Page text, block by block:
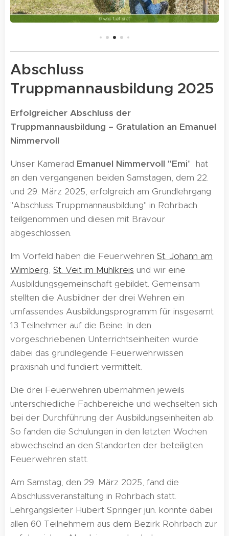
Abschluss
Truppmannausbildung 2025
Erfolgreicher Abschluss der
Truppmannausbildung – Gratulation an Emanuel
Nimmervoll
Unser Kamerad Emanuel Nimmervoll "Emi" hat
an den vergangenen beiden Samstagen, dem 22.
und 29. März 2025, erfolgreich am Grundlehrgang
"Abschluss Truppmannausbildung" in Rohrbach
teilgenommen und diesen mit Bravour
abgeschlossen.
Im Vorfeld haben die Feuerwehren St. Johann am
Wimberg, St. Veit im Mühlkreis und wir eine
Ausbildungsgemeinschaft gebildet. Gemeinsam
stellten die Ausbildner der drei Wehren ein
umfassendes Ausbildungsprogramm für insgesamt
13 Teilnehmer auf die Beine. In den
vorgeschriebenen Unterrichtseinheiten wurde
dabei das grundlegende Feuerwehrwissen
praxisnah und fundiert vermittelt.
Die drei Feuerwehren übernahmen jeweils
unterschiedliche Fachbereiche und wechselten sich
bei der Durchführung der Ausbildungseinheiten ab.
So fanden die Schulungen in den letzten Wochen
abwechselnd an den Standorten der beteiligten
Feuerwehren statt.
Am Samstag, den 29. März 2025, fand die
Abschlussveranstaltung in Rohrbach statt.
Lehrgangsleiter Hubert Springer jun. konnte dabei
allen 60 Teilnehmern aus dem Bezirk Rohrbach zur